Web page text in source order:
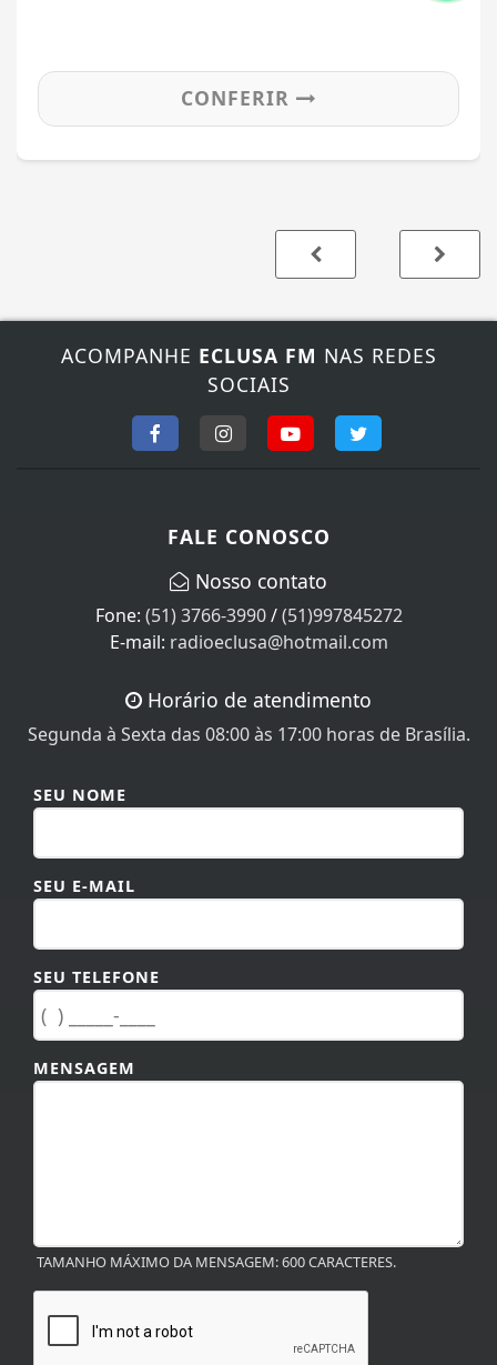
CONFERIR
ACOMPANHE ECLUSA FM NAS REDES
SOCIAIS
FALE CONOSCO
Nosso contato
Fone: (51) 3766-3990/(51)997845272
E-mail: radioeclusa@hotmail.com
Horário de atendimento
Segunda à Sexta das 08:00 às 17:00 horas de Brasília.
SEU NOME
SEU E-MAIL
SEU TELEFONE
MENSAGEM
TAMANHO MÁXIMO DA MENSAGEM: 600 CARACTERES.